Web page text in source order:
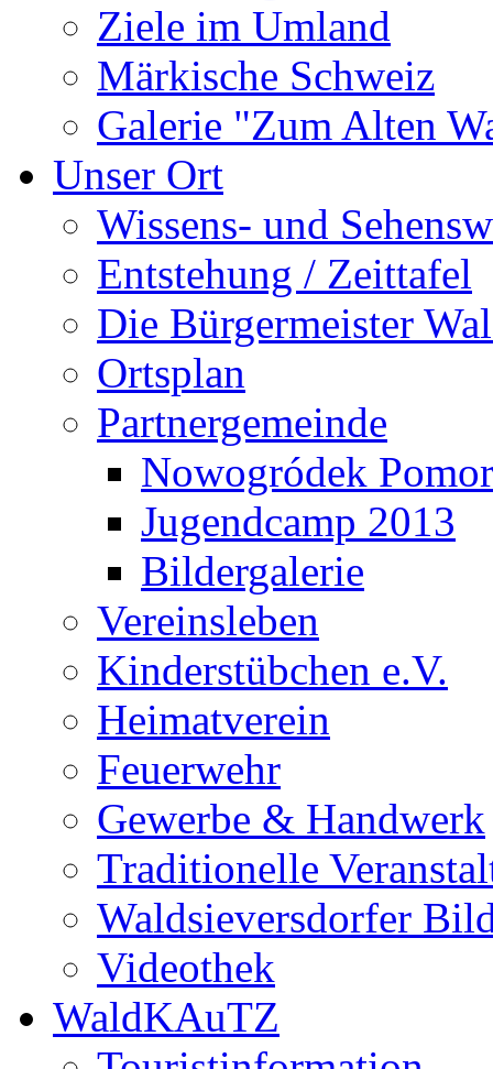
Ziele im Umland
Märkische Schweiz
Galerie "Zum Alten
Unser Ort
Wissens- und
Entstehung / Zeittafel
Die Bürgermeister
Ortsplan
Partnergemeinde
Nowogródek
Jugendcamp 2013
Bildergalerie
Vereinsleben
Kinderstübchen e.V.
Heimatverein
Feuerwehr
Gewerbe & Handwerk
Traditionelle
Waldsieversdorfer
Videothek
WaldKAuTZ